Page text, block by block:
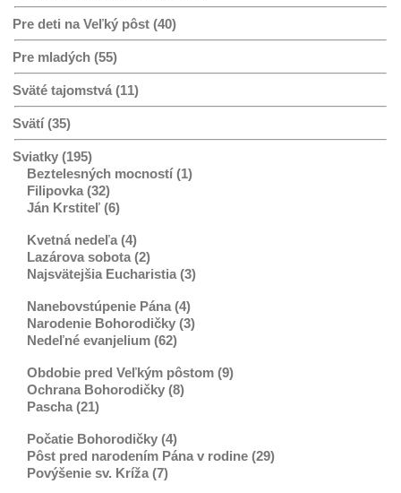
Pre deti na Veľký pôst (40)
Pre mladých (55)
Sväté tajomstvá (11)
Svätí (35)
Sviatky (195)
Beztelesných mocností (1)
Filipovka (32)
Ján Krstiteľ (6)
Kvetná nedeľa (4)
Lazárova sobota (2)
Najsvätejšia Eucharistia (3)
Nanebovstúpenie Pána (4)
Narodenie Bohorodičky (3)
Nedeľné evanjelium (62)
Obdobie pred Veľkým pôstom (9)
Ochrana Bohorodičky (8)
Pascha (21)
Počatie Bohorodičky (4)
Pôst pred narodením Pána v rodine (29)
Povýšenie sv. Kríža (7)